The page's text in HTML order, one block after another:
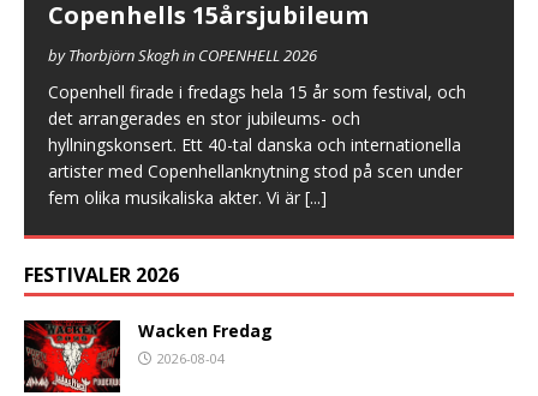
Copenhells 15årsjubileum
by Thorbjörn Skogh in COPENHELL 2026
Copenhell firade i fredags hela 15 år som festival, och
det arrangerades en stor jubileums- och
hyllningskonsert. Ett 40-tal danska och internationella
artister med Copenhellanknytning stod på scen under
fem olika musikaliska akter. Vi är [...]
FESTIVALER 2026
Wacken Fredag
2026-08-04